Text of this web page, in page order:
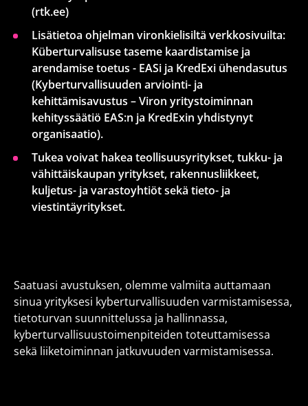
(rtk.ee)
Lisätietoa ohjelman vironkielisiltä verkkosivuilta:
Küberturvalisuse taseme kaardistamise ja
arendamise toetus - EASi ja KredExi ühendasutus
(Kyberturvallisuuden arviointi- ja
kehittämisavustus – Viron yritystoiminnan
kehityssäätiö EAS:n ja KredExin yhdistynyt
organisaatio).
Tukea voivat hakea teollisuusyritykset, tukku- ja
vähittäiskaupan yritykset, rakennusliikkeet,
kuljetus- ja varastoyhtiöt sekä tieto- ja
viestintäyritykset.
Saatuasi avustuksen, olemme valmiita auttamaan
sinua yrityksesi kyberturvallisuuden varmistamisessa,
tietoturvan suunnittelussa ja hallinnassa,
kyberturvallisuustoimenpiteiden toteuttamisessa
sekä liiketoiminnan jatkuvuuden varmistamisessa.